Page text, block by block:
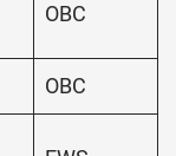
OBC
OBC